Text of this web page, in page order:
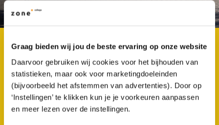
Graag bieden wij jou de beste ervaring op onze website
Daarvoor gebruiken wij cookies voor het bijhouden van
statistieken, maar ook voor marketingdoeleinden
(bijvoorbeeld het afstemmen van advertenties). Door op
‘Instellingen’ te klikken kun je je voorkeuren aanpassen
en meer lezen over de instellingen.
Nieuwsberichten
Docenten Zone.college
Enschede halen €26.106 op
10 Dingen die je echt moet